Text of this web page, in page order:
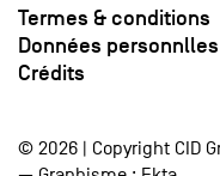
Termes & conditions
Données personnlles
Crédits
© 2026 | Copyright CID